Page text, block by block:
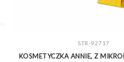
ZOBACZ WIĘCEJ
STR-92717
KOSMETYCZKA ANNIE, Z